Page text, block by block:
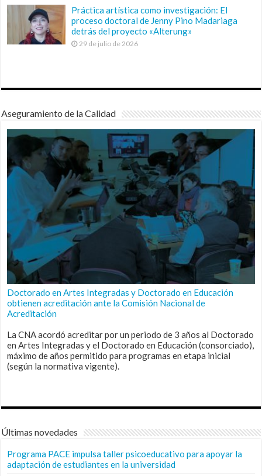
Práctica artística como investigación: El
proceso doctoral de Jenny Pino Madariaga
detrás del proyecto «Alterung»
29 de julio de 2026
Aseguramiento de la Calidad
Doctorado en Artes Integradas y Doctorado en Educación
obtienen acreditación ante la Comisión Nacional de
Acreditación
La CNA acordó acreditar por un periodo de 3 años al Doctorado
en Artes Integradas y el Doctorado en Educación (consorciado),
máximo de años permitido para programas en etapa inicial
(según la normativa vigente).
Últimas novedades
Programa PACE impulsa taller psicoeducativo para apoyar la
adaptación de estudiantes en la universidad